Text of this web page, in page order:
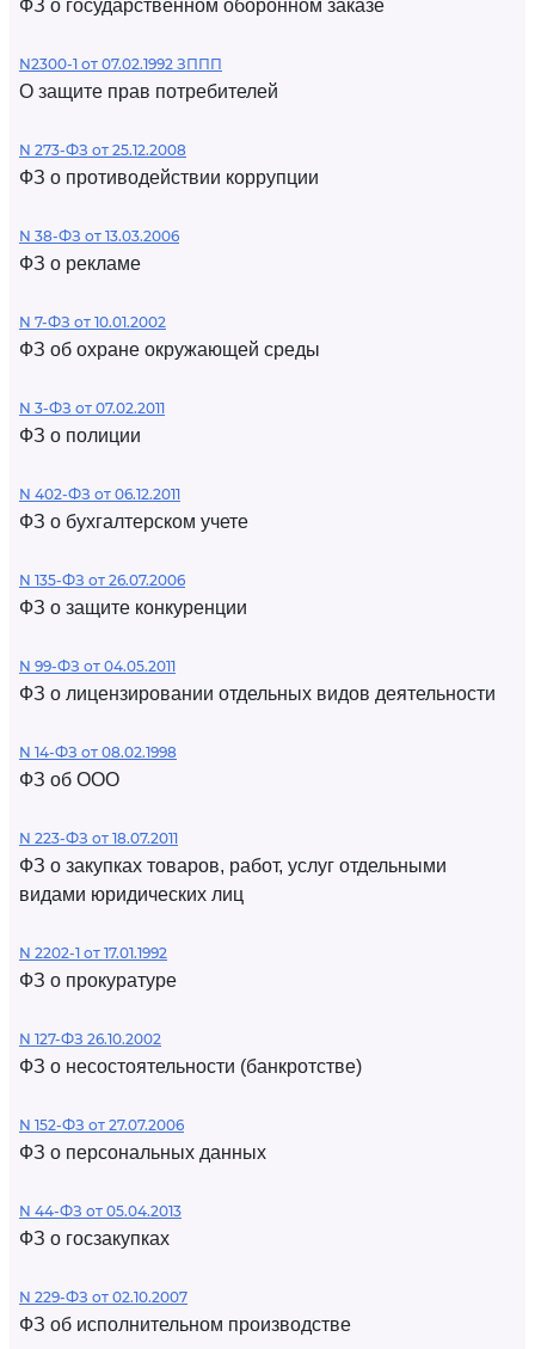
ФЗ о государственном оборонном заказе
N2300-1 от 07.02.1992 ЗППП
О защите прав потребителей
N 273-ФЗ от 25.12.2008
ФЗ о противодействии коррупции
N 38-ФЗ от 13.03.2006
ФЗ о рекламе
N 7-ФЗ от 10.01.2002
ФЗ об охране окружающей среды
N 3-ФЗ от 07.02.2011
ФЗ о полиции
N 402-ФЗ от 06.12.2011
ФЗ о бухгалтерском учете
N 135-ФЗ от 26.07.2006
ФЗ о защите конкуренции
N 99-ФЗ от 04.05.2011
ФЗ о лицензировании отдельных видов деятельности
N 14-ФЗ от 08.02.1998
ФЗ об ООО
N 223-ФЗ от 18.07.2011
ФЗ о закупках товаров, работ, услуг отдельными
видами юридических лиц
N 2202-1 от 17.01.1992
ФЗ о прокуратуре
N 127-ФЗ 26.10.2002
ФЗ о несостоятельности (банкротстве)
N 152-ФЗ от 27.07.2006
ФЗ о персональных данных
N 44-ФЗ от 05.04.2013
ФЗ о госзакупках
N 229-ФЗ от 02.10.2007
ФЗ об исполнительном производстве